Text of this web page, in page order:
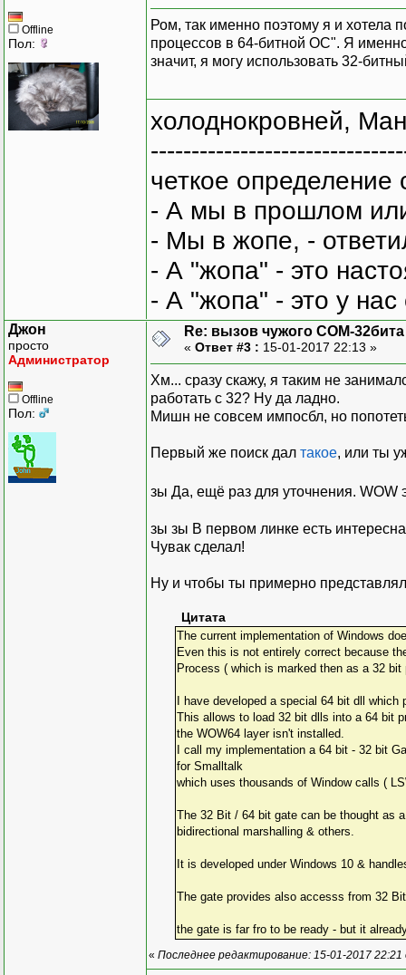
Offline
Пол:
Ром, так именно поэтому я и хотела
процессов в 64-битной ОС". Я
значит, я могу использовать 32-
холоднокровней,
четкое
- А мы в прошлом
- Мы в жопе, -
- А "жопа" - это
- А "жопа" - это у
Джон
просто
Администратор
Offline
Пол:
Re: вызов чужого COM-
« Ответ #3 : 15-01-2017 22:13 »
Хм... сразу скажу, я таким не
работать с 32? Ну да ладно.
Мишн не совсем импосбл, но
Первый же поиск дал такое, или ты
зы Да, ещё раз для уточнения. WOW
зы зы В первом линке есть
Чувак сделал!
Ну и чтобы ты примерно
Цитата
The current implementation of Windows
Even this is not entirely correct because
Process ( which is marked then as a 32 bit
I have developed a special 64 bit dll which
This allows to load 32 bit dlls into a 64 bit
the WOW64 layer isn't installed.
I call my implementation a 64 bit - 32 bit
for Smalltalk
which uses thousands of Window calls (
The 32 Bit / 64 bit gate can be thought as
bidirectional marshalling & others.
It is developed under Windows 10 &
The gate provides also accesss from 32
the gate is far fro to be ready - but it
« Последнее редактирование: 15-01-2017